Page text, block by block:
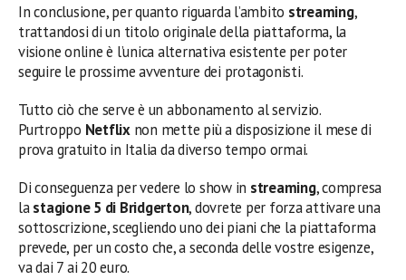
In conclusione, per quanto riguarda l’ambito streaming,
trattandosi di un titolo originale della piattaforma, la
visione online è l’unica alternativa esistente per poter
seguire le prossime avventure dei protagonisti.
Tutto ciò che serve è un abbonamento al servizio.
Purtroppo Netflix non mette più a disposizione il mese di
prova gratuito in Italia da diverso tempo ormai.
Di conseguenza per vedere lo show in streaming, compresa
lastagione 5 di Bridgerton, dovrete per forza attivare una
sottoscrizione, scegliendo uno dei piani che la piattaforma
prevede, per un costo che, a seconda delle vostre esigenze,
va dai 7 ai 20 euro.